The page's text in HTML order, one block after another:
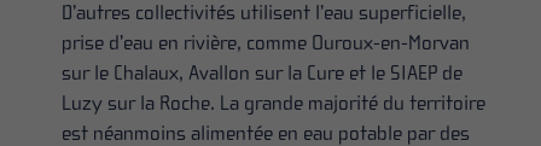
D’autres collectivités utilisent l’eau superficielle,
prise d’eau en rivière, comme Ouroux-en-Morvan
sur le Chalaux, Avallon sur la Cure et le SIAEP de
Luzy sur la Roche. La grande majorité du territoire
est néanmoins alimentée en eau potable par des